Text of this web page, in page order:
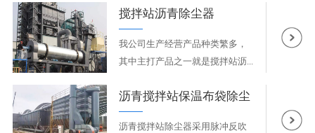
搅拌站沥青除尘器
我公司生产经营产品种类繁多，
其中主打产品之一就是搅拌站沥...
沥青搅拌站保温布袋除尘
器
沥青搅拌站除尘器采用脉冲反吹